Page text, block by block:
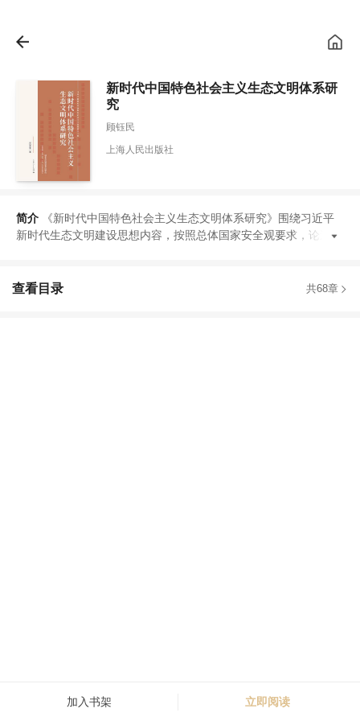
新时代中国特色社会主义生态文明体系研
究
顾钰民
上海人民出版社
《新时代中国特色社会主义生态文明体系研究》 围绕习近平
新时代生态文明建设思想内容 ， 按照总体国家安全观要求 ， 论述构
简介
查看目录 共68章
加入书架 立即阅读